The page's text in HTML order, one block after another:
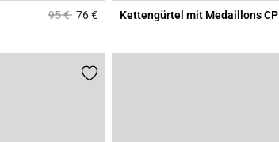
Price reduced from
95 €to76 €5 out of 5 Customer Rating
Kettengürtel mit Medaillons CP